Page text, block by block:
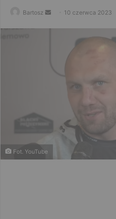
Bartosz
Send 10 czerwca 2023
Fot. YouTube